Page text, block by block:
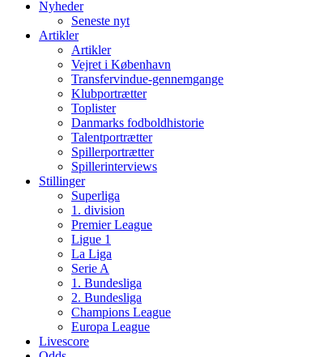
Nyheder
Seneste nyt
Artikler
Artikler
Vejret i København
Transfervindue-gennemgange
Klubportrætter
Toplister
Danmarks fodboldhistorie
Talentportrætter
Spillerportrætter
Spillerinterviews
Stillinger
Superliga
1. division
Premier League
Ligue 1
La Liga
Serie A
1. Bundesliga
2. Bundesliga
Champions League
Europa League
Livescore